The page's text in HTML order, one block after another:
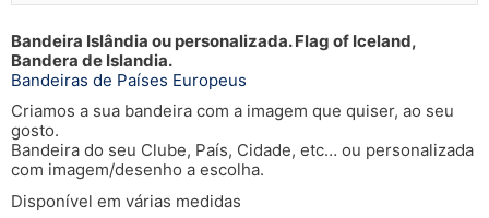
Bandeira Islândia ou personalizada. Flag of Iceland,
Bandera de Islandia.
Bandeiras de Países Europeus
Criamos a sua bandeira com a imagem que quiser, ao seu
gosto.
Bandeira do seu Clube, País, Cidade, etc… ou personalizada
com imagem/desenho a escolha.
Disponível em várias medidas